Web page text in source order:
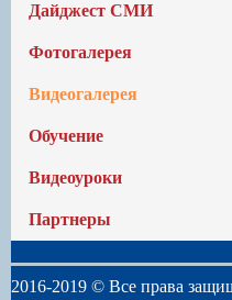
Дайджест СМИ
Фотогалерея
Видеогалерея
Обучение
Видеоуроки
Партнеры
2016-2019 © Все права